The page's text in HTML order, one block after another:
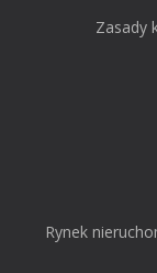
Zasady
Rynek